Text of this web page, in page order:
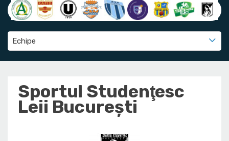
Echipe
Sportul Studenţesc
Leii Bucureşti